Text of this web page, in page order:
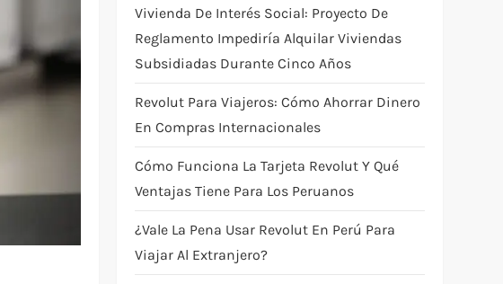
Vivienda De Interés Social: Proyecto De
Reglamento Impediría Alquilar Viviendas
Subsidiadas Durante Cinco Años
Revolut Para Viajeros: Cómo Ahorrar Dinero
En Compras Internacionales
Cómo Funciona La Tarjeta Revolut Y Qué
Ventajas Tiene Para Los Peruanos
¿Vale La Pena Usar Revolut En Perú Para
Viajar Al Extranjero?